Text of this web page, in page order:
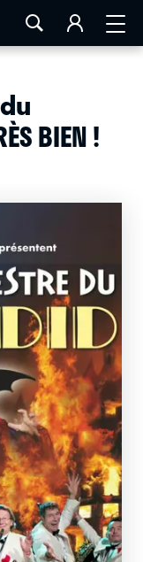
LA ROCHELLE
BIEN !